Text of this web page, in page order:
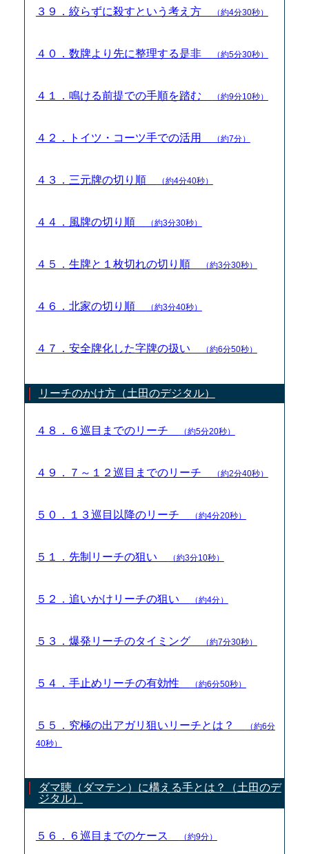
３９．絞らずに殺すという考え方 （約4分30秒）
４０．数牌より先に整理する是非 （約5分30秒）
４１．鳴ける前提での手順を踏む （約9分10秒）
４２．トイツ・コーツ手での活用 （約7分）
４３．三元牌の切り順 （約4分40秒）
４４．風牌の切り順 （約3分30秒）
４５．生牌と１枚切れの切り順 （約3分30秒）
４６．北家の切り順 （約3分40秒）
４７．安全牌化した字牌の扱い （約6分50秒）
リーチのかけ方（土田のデジタル）
４８．６巡目までのリーチ （約5分20秒）
４９．７～１２巡目までのリーチ （約2分40秒）
５０．１３巡目以降のリーチ （約4分20秒）
５１．先制リーチの狙い （約3分10秒）
５２．追いかけリーチの狙い （約4分）
５３．爆発リーチのタイミング （約7分30秒）
５４．手止めリーチの有効性 （約6分50秒）
５５．究極の出アガリ狙いリーチとは？
（約6分
40秒）
ダマ聴（ダマテン）に構える手とは？（土田のデ
ジタル）
５６．６巡目までのケース （約9分）